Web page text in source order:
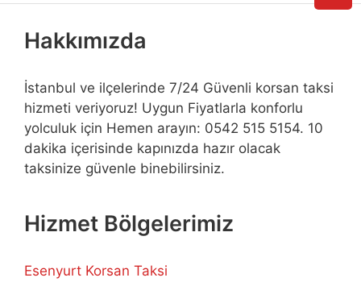
Hakkımızda
İstanbul ve ilçelerinde 7/24 Güvenli korsan taksi
hizmeti veriyoruz! Uygun Fiyatlarla konforlu
yolculuk için Hemen arayın: 0542 515 5154. 10
dakika içerisinde kapınızda hazır olacak
taksinize güvenle binebilirsiniz.
Hizmet Bölgelerimiz
Esenyurt Korsan Taksi